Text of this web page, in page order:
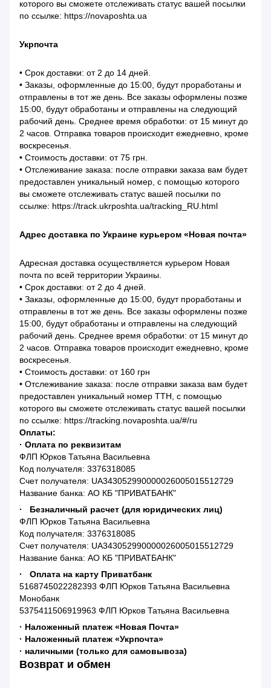
которого вы сможете отслеживать статус вашей посылки
по ссылке: https://novaposhta.ua
Укрпочта
• Срок доставки: от 2 до 14 дней.
• Заказы, оформленные до 15:00, будут проработаны и
отправлены в тот же день. Все заказы оформлены позже
15:00, будут обработаны и отправлены на следующий
рабочий день. Среднее время обработки: от 15 минут до
2 часов. Отправка товаров происходит ежедневно, кроме
воскресенья.
• Стоимость доставки: от 75 грн.
• Отслеживание заказа: после отправки заказа вам будет
предоставлен уникальный номер, с помощью которого
вы сможете отслеживать статус вашей посылки по
ссылке: https://track.ukrposhta.ua/tracking_RU.html
Адрес доставка по Украине курьером «Новая почта»
Адресная доставка осуществляется курьером Новая
почта по всей территории Украины.
• Срок доставки: от 2 до 4 дней.
• Заказы, оформленные до 15:00, будут проработаны и
отправлены в тот же день. Все заказы оформлены позже
15:00, будут обработаны и отправлены на следующий
рабочий день. Среднее время обработки: от 15 минут до
2 часов. Отправка товаров происходит ежедневно, кроме
воскресенья.
• Стоимость доставки: от 160 грн
• Отслеживание заказа: после отправки заказа вам будет
предоставлен уникальный номер ТТН, с помощью
которого вы сможете отслеживать статус вашей посылки
по ссылке: https://tracking.novaposhta.ua/#/ru
Оплаты:
· Оплата по реквизитам
ФЛП Юрков Татьяна Васильевна
Код получателя: 3376318085
Счет получателя: UA343052990000026005015512729
Название банка: АО КБ "ПРИВАТБАНК"
· Безналичный расчет (для юридических лиц)
ФЛП Юрков Татьяна Васильевна
Код получателя: 3376318085
Счет получателя: UA343052990000026005015512729
Название банка: АО КБ "ПРИВАТБАНК"
· Оплата на карту Приватбанк
5168745022282393 ФЛП Юрков Татьяна Васильевна
Монобанк
5375411506919963 ФЛП Юрков Татьяна Васильевна
· Наложенный платеж «Новая Почта»
· Наложенный платеж «Укрпочта»
· наличными (только для самовывоза)
Возврат и обмен